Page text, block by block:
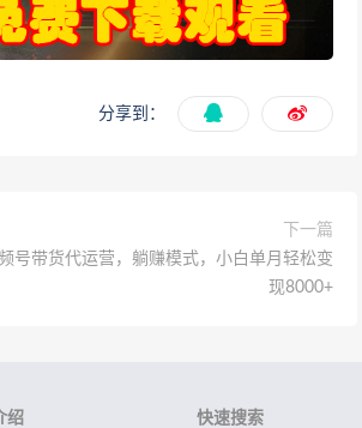
分享到：
下一篇
号带货代运营，躺赚模式，小白单月轻松变
现8000+
绍 快速搜索